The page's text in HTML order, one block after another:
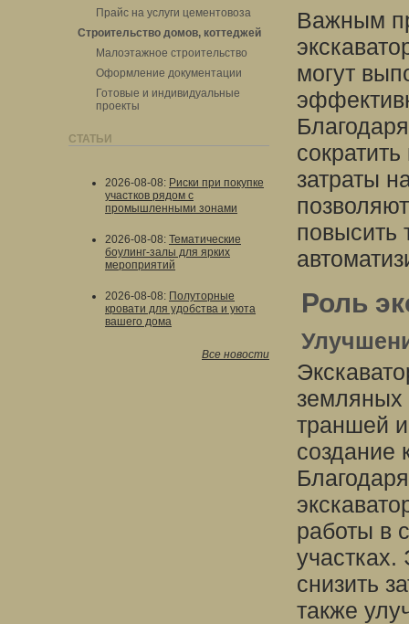
Прайс на услуги цементовоза
Строительство домов, коттеджей
Малоэтажное строительство
Оформление документации
Готовые и индивидуальные
проекты
СТАТЬИ
2026-08-08: Риски при покупке
участков рядом с
промышленными зонами
2026-08-08: Тематические
боулинг-залы для ярких
мероприятий
2026-08-08: Полуторные
кровати для удобства и уюта
вашего дома
Все новости
Важным
могут
затраты
повысить
Роль
земляных
траншей
создание
работы в
участках.
снизить
также